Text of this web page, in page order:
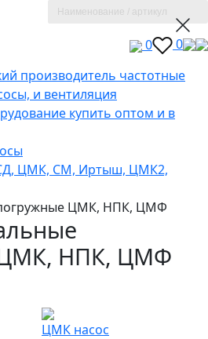
0
0
производитель частотные
и вентиляция
купить оптом и в
ЦМК, СМ, Иртыш, ЦМК2,
ЦМК, НПК, ЦМФ
НПК, ЦМФ
ЦМК насос